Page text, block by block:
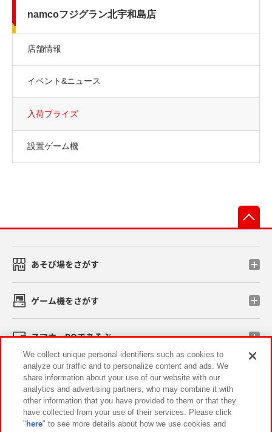
namcoフジグラン北宇和島店
店舗情報
イベント&ニュース
入荷プライズ
設置ゲーム機
あそび場をさがす
ゲーム機をさがす
スマホ・PCであそぶ
イベント・キャンペーン
We collect unique personal identifiers such as cookies to
analyze our traffic and to personalize content and ads. We
share information about your use of our website with our
analytics and advertising partners, who may combine it with
other information that you have provided to them or that they
have collected from your use of their services. Please click
" here" to see more details about how we use cookies and